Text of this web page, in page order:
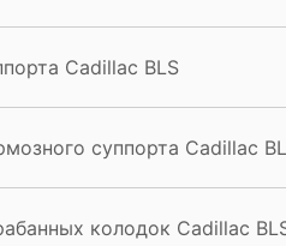
Cadillac BLS
суппорта Cadillac
колодок Cadillac